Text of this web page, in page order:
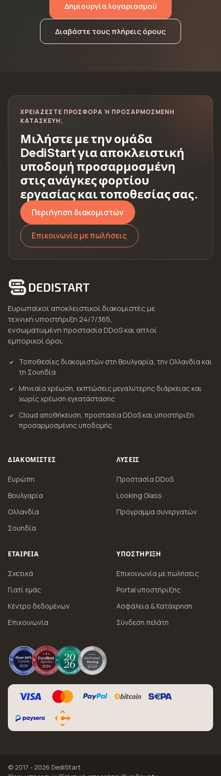
Δημιουργία λογαριασμού
Διαβάστε τους πλήρεις όρους
ΧΡΕΙΆΖΕΣΤΕ ΠΡΟΣΦΟΡΆ Ή ΠΡΟΣΑΡΜΟΣΜΈΝΗ Κ
ΑΤΑΣΚΕΥΉ;
Μιλήστε με την ομάδα
DediStart για αποκλειστική
υποδομή προσαρμοσμένη
στις ανάγκες φορτίου
εργασίας και τοποθεσίας σας.
Περιήγηση διακομιστών
Επικοινωνία με πωλήσεις
Ευρωπαϊκοί αποκλειστικοί διακομιστές με
τεχνική υποστήριξη 24/7/365,
ενσωματωμένη προστασία DDoS και απλοί
εμπορικοί όροι.
Τοποθεσίες διακομιστών στη Βουλγαρία, την Ολλανδία και
τη Σουηδία
Μηνιαία χρέωση, εκπτώσεις μεγαλύτερης διάρκειας και
χωρίς χρέωση εγκατάστασης
Cloud αποθήκευση, προστασία DDoS και υποστήριξη
προσαρμοσμένης υποδομής
ΔΙΑΚΟΜΙΣΤΈΣ
Ευρώπη
Βουλγαρία
Ολλανδία
Σουηδία
ΛΎΣΕΙΣ
Προστασία DDoS
Looking Glass
Πρόγραμμα συνεργατών
ΕΤΑΙΡΕΊΑ
Σχετικά
Γιατί εμάς
Κέντρο δεδομένων
Επικοινωνία
ΥΠΟΣΤΉΡΙΞΗ
Επικοινωνία με πωλήσεις
Portal υποστήριξης
Ασφάλεια & Κατάχρηση
Σύνδεση πελάτη
© 2017 - 2026 DediStart